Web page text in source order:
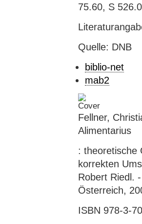
75.60, S
Quelle: DNB
biblio-net
mab2
Fellner,
Alimentarius
: theoretische
korrekten
Robert Riedl.
Österreich,
ISBN 978-3-